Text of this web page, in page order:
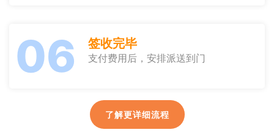
06 签收完毕
支付费用后，安排派送到门
了解更详细流程